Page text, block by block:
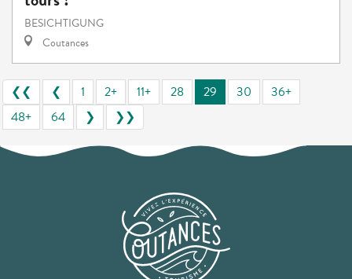
BESICHTIGUNG
Coutances
❮❮ ❮ 1 2+ 11+ 28 29 30
36+
48+
64 ❯ ❯❯